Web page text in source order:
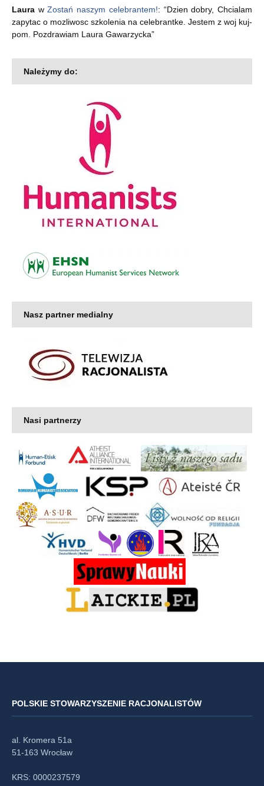
Laura wZostań naszym celebrantem!: “Dzien dobry, Chcialam
zapytac o mozliwosc szkolenia na celebrantke. Jestem z woj kuj-
pom. Pozdrawiam Laura Gawarzycka”
Należymy do:
Nasz partner medialny
Nasi partnerzy
POLSKIE STOWARZYSZENIE RACJONALISTÓW
al. Kromera 51a
51-163 Wrocław
KRS: 0000237579